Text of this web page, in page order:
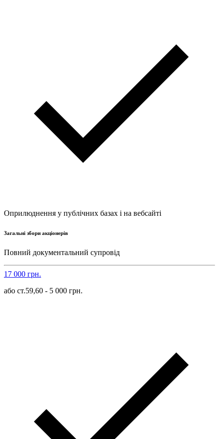
Оприлюднення у публічних базах і на вебсайті
Загальні збори акціонерів
Повний документальний супровід
17 000 грн.
або ст.59,60 - 5 000 грн.